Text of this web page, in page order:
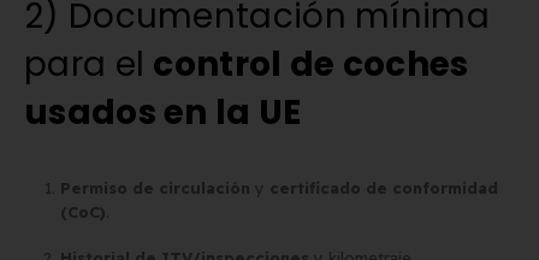
2) Documentación mínima
para el control de coches
usados en la UE
Permiso de circulación y certificado de conformidad
(CoC)